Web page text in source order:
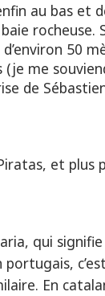
au bas et
rocheuse.
50
(je me
de
et plus
qui
En